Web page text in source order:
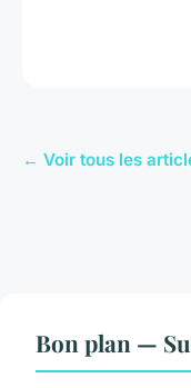
← Voir tous les
Bon plan —